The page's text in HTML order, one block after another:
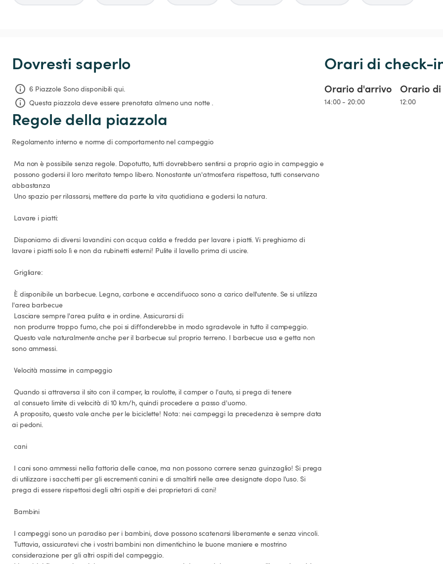
Dovresti saperlo
6 Piazzole Sono disponibili qui.
Questa piazzola deve essere prenotata almeno una notte .
Orari di check-
Orario d'arrivo
14:00 - 20:00
Orario
12:00
Regole della piazzola
Regolamento interno e norme di comportamento nel campeggio
abbastanza
lavare i piatti solo lì e non da rubinetti esterni! Pulite il lavello prima di uscire.
l'area barbecue
sono ammessi.
ai pedoni.
di utilizzare i sacchetti per gli escrementi canini e di smaltirli nelle aree designate dopo l'uso. Si
prega di essere rispettosi degli altri ospiti e dei proprietari di cani!
considerazione per gli altri ospiti del campeggio.